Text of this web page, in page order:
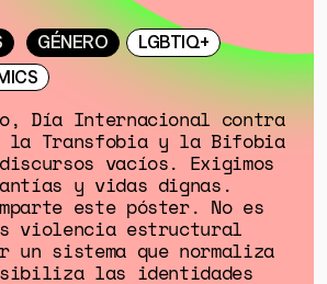
GÉNERO
LGBTIQ+
Día Internacional contra
la Transfobia y la Bifobia
vacíos. Exigimos
y vidas dignas.
este póster. No es
violencia estructural
un sistema que normaliza
las identidades